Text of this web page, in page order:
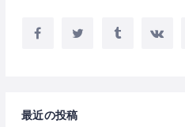
最近の投稿